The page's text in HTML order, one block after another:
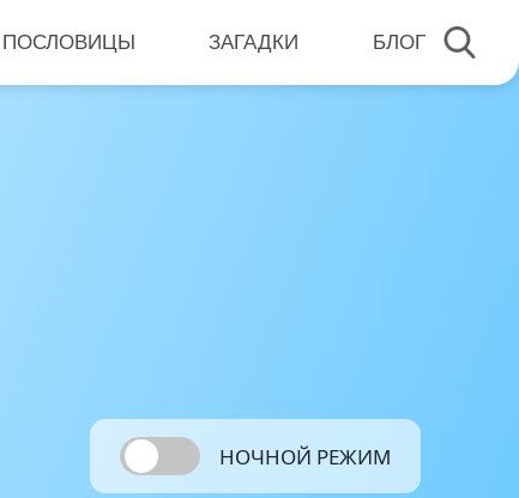
ПОСЛОВИЦЫ ЗАГАДКИ БЛОГ
НОЧНОЙ РЕЖИМ